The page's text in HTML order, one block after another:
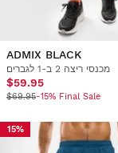
ADMIX BLACK
מכנסי ריצה 2 ב-1 לגברים
$59.95
$69.95-15% Final Sale
15%